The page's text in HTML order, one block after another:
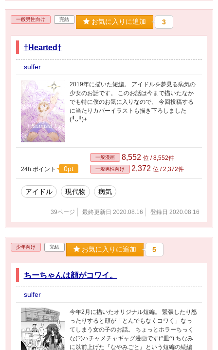
一般男性向け 完結 お気に入りに追加 3
†Hearted†
sulfer
2019年に描いた短編。 アイドルを夢見る病気の
少女のお話です。 このお話は今まで描いたなか
でも特に僕のお気に入りなので、 今回投稿する
に当たりカバーイラストも描き下ろしました
(╹ᴗ╹)+
24h.ポイント 0pt
一般漫画 8,552 位 / 8,552件
一般男性向け 2,372 位 / 2,372件
アイドル 現代物 病気
39ページ 最終更新日 2020.08.16 登録日 2020.08.16
少年向け 完結 お気に入りに追加 5
ちーちゃんは顔がコワイ。
sulfer
今年2月に描いたオリジナル短編。 緊張したり怒
ったりすると顔が「とんでもなくコワく」なっ
てしまう女の子のお話。 ちょっとホラーちっく
な(?)ハチャメチャギャグ漫画です(^皿^) ちなみ
に以前上げた『なやみごと』という短編の続編